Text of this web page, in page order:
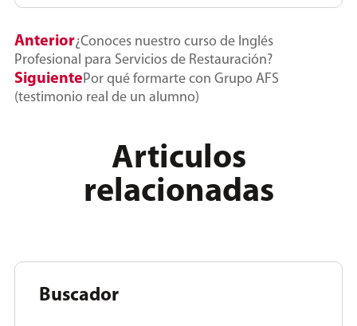
Anterior¿Conoces nuestro curso de Inglés
Profesional para Servicios de Restauración?
SiguientePor qué formarte con Grupo AFS
(testimonio real de un alumno)
Articulos
relacionadas
Buscador